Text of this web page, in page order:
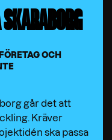
OCH
går det att
Kräver
ska passa